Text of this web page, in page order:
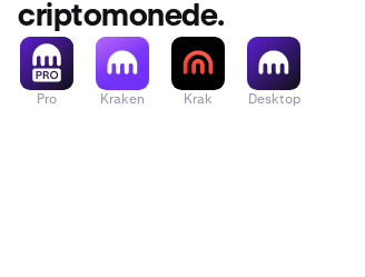
criptomonede.
Pro Kraken Krak Desktop